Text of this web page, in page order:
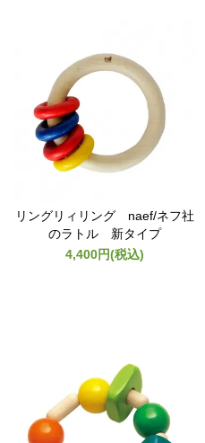
リングリィリング naef/ネフ社
のラトル 新タイプ
4,400円(税込)